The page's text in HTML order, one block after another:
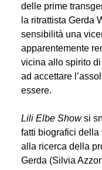
delle prime
la ritrattista Gerda
sensibilità una
apparentemente
vicina allo spirito
ad accettare
essere.
Lili Elbe Show si
fatti biografici
alla ricerca della
Gerda (Silvia